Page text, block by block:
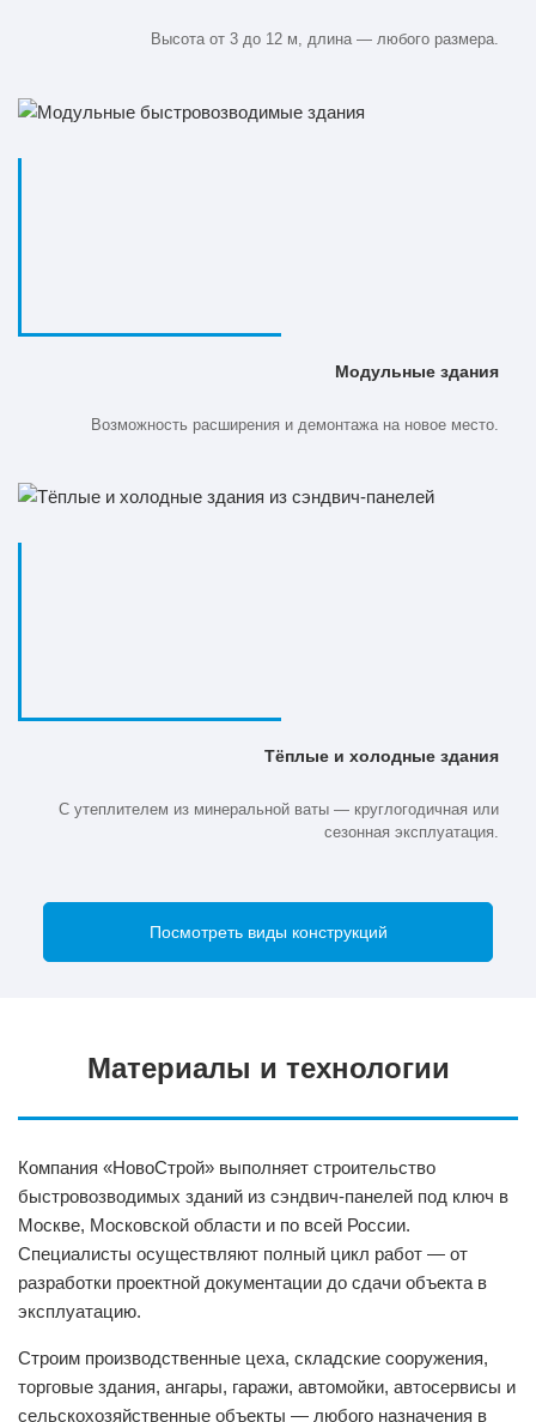
Высота от 3 до 12 м, длина — любого размера.
Модульные здания
Возможность расширения и демонтажа на новое место.
Тёплые и холодные здания
С утеплителем из минеральной ваты — круглогодичная или
сезонная эксплуатация.
Посмотреть виды конструкций
Материалы и технологии
Компания «НовоСтрой» выполняет строительство
быстровозводимых зданий из сэндвич-панелей под ключ в
Москве, Московской области и по всей России.
Специалисты осуществляют полный цикл работ — от
разработки проектной документации до сдачи объекта в
эксплуатацию.
Строим производственные цеха, складские сооружения,
торговые здания, ангары, гаражи, автомойки, автосервисы и
сельскохозяйственные объекты — любого назначения в